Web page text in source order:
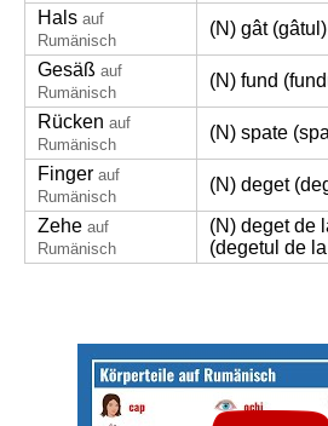
Hals auf
Rumänisch
(N) gât (gâtul)
Gesäß auf
Rumänisch
(N) fund
Rücken auf
Rumänisch
(N) spate
Finger auf
Rumänisch
(N) deget
Zehe auf
Rumänisch
(N) deget de
(degetul de